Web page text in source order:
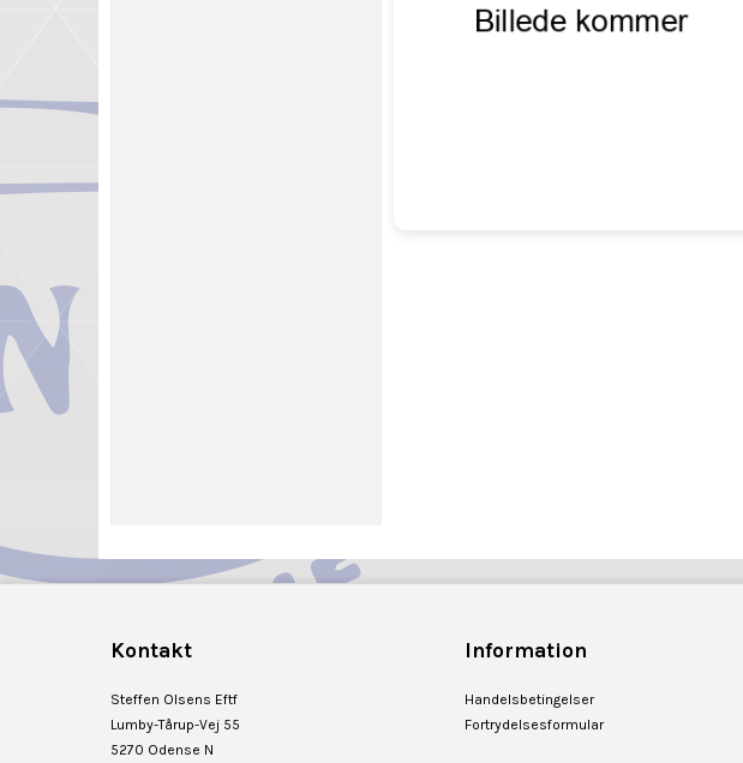
Kontakt
Steffen Olsens Eftf
Lumby-Tårup-Vej 55
5270 Odense N
Information
Handelsbetingelser
Fortrydelsesformular